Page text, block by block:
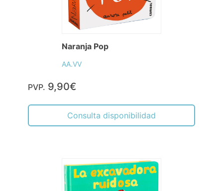
Naranja Pop
AA.VV
PVP. 9,90€
Consulta disponibilidad